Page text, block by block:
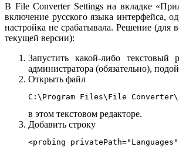
В File Converter Settings на вкладке
включение русского языка интерфейса,
настройка не срабатывала. Решение (для
текущей версии):
Запустить какой-либо текстовый
администратора (обязательно),
Открыть файл
C:\Program Files\File
в этом текстовом редакторе.
Добавить строку
<probing